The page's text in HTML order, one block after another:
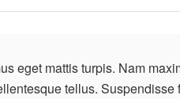
eget mattis turpis. Nam
tellus. Suspendisse